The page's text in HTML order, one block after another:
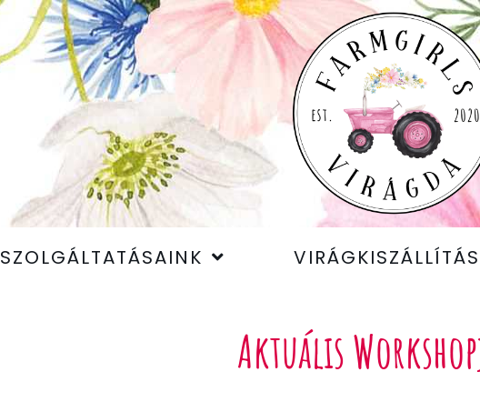
SZOLGÁLTATÁSAINK VIRÁGKISZÁLLÍTÁS
Aktuális